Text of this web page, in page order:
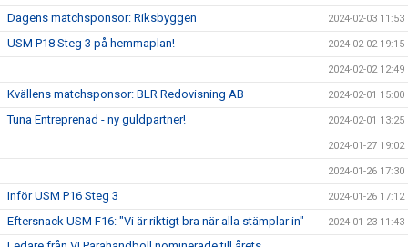
Dagens matchsponsor: Riksbyggen 2024-02-03 11:53
USM P18 Steg 3 på hemmaplan! 2024-02-02 19:15
2024-02-02 12:49
Kvällens matchsponsor: BLR Redovisning AB 2024-02-01 15:00
Tuna Entreprenad - ny guldpartner! 2024-02-01 13:25
2024-01-27 19:02
2024-01-26 17:30
Inför USM P16 Steg 3 2024-01-26 17:12
Eftersnack USM F16: "Vi är riktigt bra när alla stämplar in" 2024-01-23 11:43